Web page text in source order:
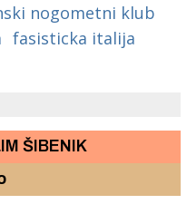
nogometni klub
fasisticka italija
ŠIBENIK